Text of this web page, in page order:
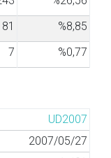
81
%8,85
7 %0,77
UD2007
2007/05/27